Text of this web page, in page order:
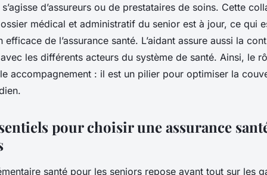
d’assureurs ou de prestataires de soins. Cette
médical et administratif du senior est à jour, ce qui
de l’assurance santé. L’aidant assure aussi la
les différents acteurs du système de santé. Ainsi, le
accompagnement : il est un pilier pour optimiser la
pour choisir une assurance
santé pour les seniors repose avant tout sur les